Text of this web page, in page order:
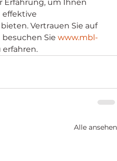
Erfahrung, um Ihnen
effektive
Vertrauen Sie auf
Sie www.mbl-
erfahren.
Alle ansehen